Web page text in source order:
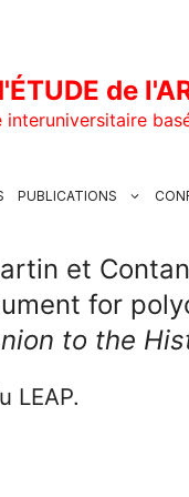
de
interuniversitaire
PUBLICATIONS
et
for
to the
LEAP.